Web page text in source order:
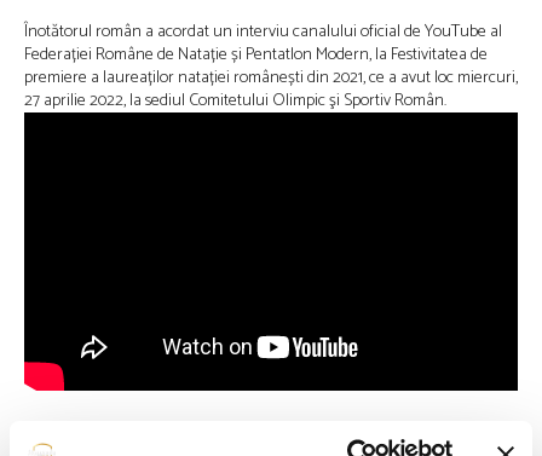
Înotătorul român a acordat un interviu canalului oficial de YouTube al
Federației Române de Natație și Pentatlon Modern, la Festivitatea de
premiere a laureaților natației românești din 2021, ce a avut loc miercuri,
27 aprilie 2022, la sediul Comitetului Olimpic şi Sportiv Român.
Sursa: